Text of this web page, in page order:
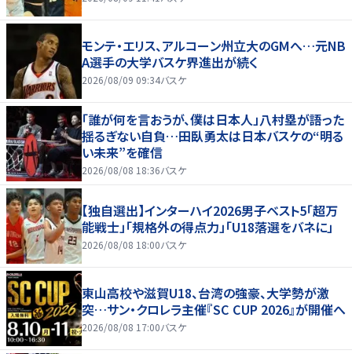
モンテ・エリス、アルコーン州立大のGMへ…元NB
A選手の大学バスケ界進出が続く
2026/08/09 09:34バスケ
「誰が何を言おうが、僕は日本人」八村塁が語った
揺るぎない自負…田臥勇太は日本バスケの“明る
い未来”を確信
2026/08/08 18:36バスケ
【独自選出】インターハイ2026男子ベスト5「超万
能戦士」「規格外の得点力」「U18落選をバネに」
2026/08/08 18:00バスケ
東山高校や滋賀U18、台湾の強豪、大学勢が激
突…サン・クロレラ主催『SC CUP 2026』が開催へ
2026/08/08 17:00バスケ